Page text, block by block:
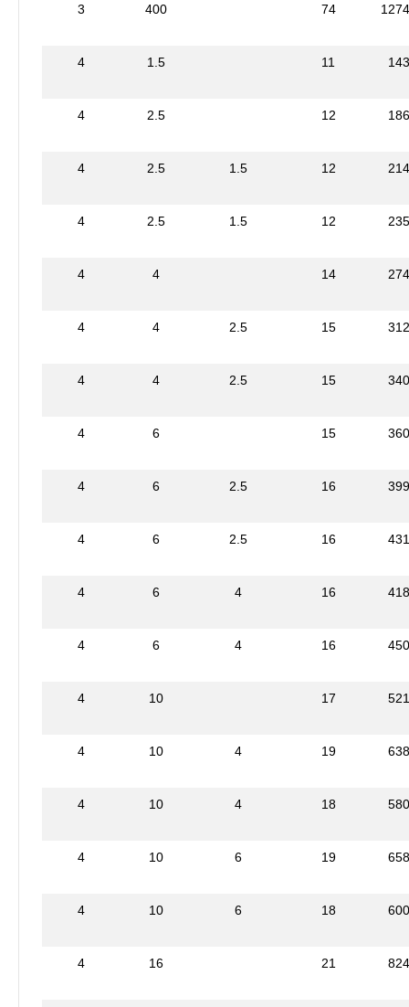
3 400 74
4 1.5 11 143
4 2.5 12 186
4 2.5 1.5 12 214
4 2.5 1.5 12 235
4 4 14 274
4 4 2.5 15 312
4 4 2.5 15 340
4 6 15 360
4 6 2.5 16 399
4 6 2.5 16 431
4 6 4 16 418
4 6 4 16 450
4 10 17 521
4 10 4 19 638
4 10 4 18 580
4 10 6 19 658
4 10 6 18 600
4 16 21 824